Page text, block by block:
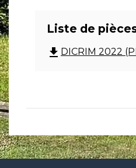
Liste de
file_download DICRIM 2022